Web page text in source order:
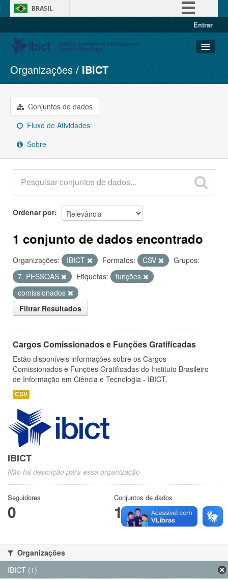
BRASIL
Entrar
Conjuntos de dados
Organizações
Grupos
Sobre
Organizações IBICT
Conjuntos de dados
Fluxo de Atividades
Sobre
Ordenar por
1 conjunto de dados encontrado
Organizações: IBICT Formatos: CSV
Grupos:
7. PESSOAS
Etiquetas:
funções
comissionados
Filtrar Resultados
Cargos Comissionados e Funções Gratificadas
Estão disponíveis informações sobre os Cargos
Comissionados e Funções Gratificadas do Instituto Brasileiro
de Informação em Ciência e Tecnologia - IBICT.
CSV
IBICT
Não há descrição para essa organização
Seguidores
0
Conjuntos de dados
1
Organizações
IBICT (1)